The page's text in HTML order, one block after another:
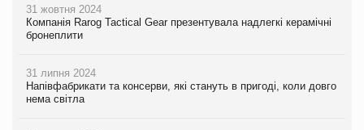
31 жовтня 2024
Компанія Rarog Tactical Gear презентувала надлегкі керамічні
бронеплити
31 липня 2024
Напівфабрикати та консерви, які стануть в пригоді, коли довго
нема світла